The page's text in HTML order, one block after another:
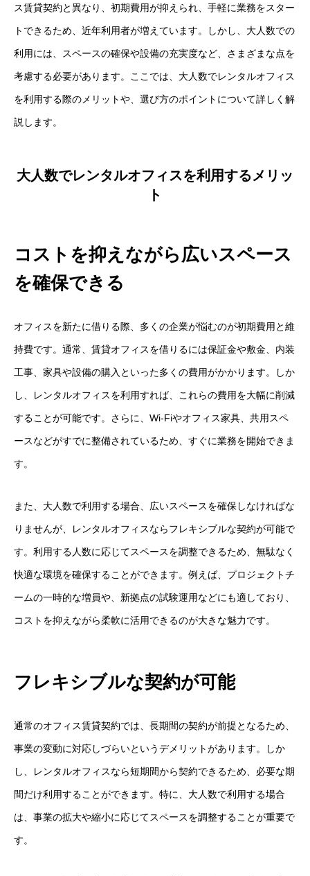
ス賃貸契約と異なり、初期費用が抑えられ、手軽に業務をスター
トできるため、近年利用者が増えています。しかし、大人数での
利用には、スペースの確保や設備の充実度など、さまざまな点を
考慮する必要があります。ここでは、大人数でレンタルオフィス
を利用する際のメリットや、選び方のポイントについて詳しく解
説します。
大人数でレンタルオフィスを利用するメリッ
ト
コストを抑えながら広いスペース
を確保できる
オフィスを新たに借りる際、多くの企業が悩むのが初期費用と維
持費です。通常、賃貸オフィスを借りるには保証金や敷金、内装
工事、家具や設備の購入といった多くの費用がかかります。しか
し、レンタルオフィスを利用すれば、これらの費用を大幅に削減
することが可能です。さらに、Wi-Fiやオフィス家具、共用スペ
ースなどがすでに整備されているため、すぐに業務を開始できま
す。
また、大人数で利用する場合、広いスペースを確保しなければな
りませんが、レンタルオフィスならフレキシブルな契約が可能で
す。利用する人数に応じてスペースを調整できるため、無駄なく
快適な環境を確保することができます。例えば、プロジェクトチ
ームの一時的な増員や、新拠点の試験運用などにも適しており、
コストを抑えながら柔軟に活用できるのが大きな魅力です。
フレキシブルな契約が可能
通常のオフィス賃貸契約では、長期間の契約が前提となるため、
事業の変動に対応しづらいというデメリットがあります。しか
し、レンタルオフィスなら短期間から契約できるため、必要な期
間だけ利用することができます。特に、大人数で利用する場合
は、事業の拡大や縮小に応じてスペースを調整することが重要で
す。